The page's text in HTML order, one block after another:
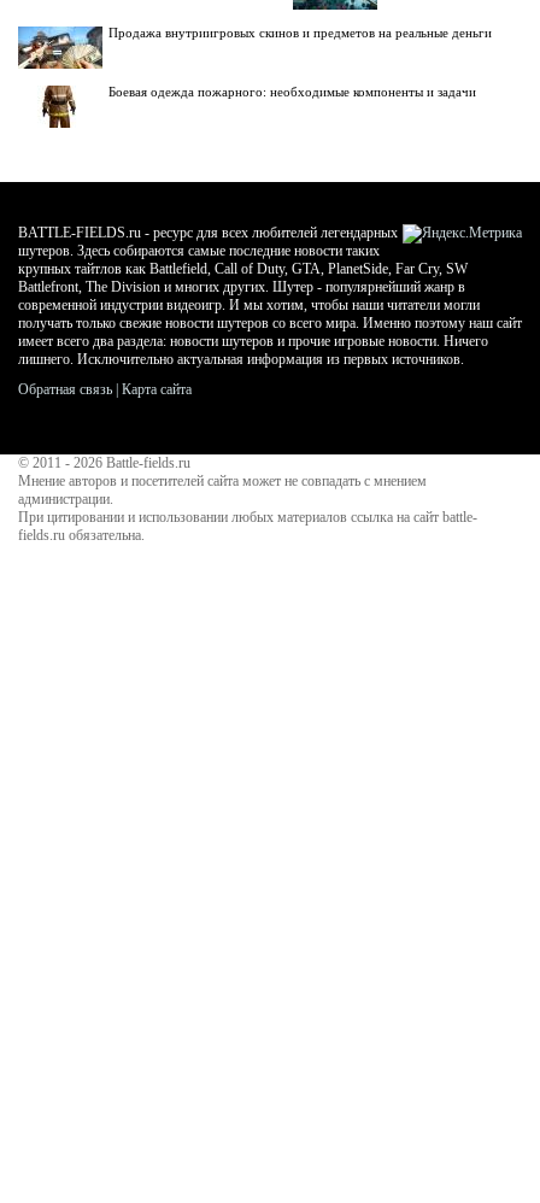
Продажа внутриигровых скинов и предметов на реальные деньги
Боевая одежда пожарного: необходимые компоненты и задачи
BATTLE-FIELDS.ru - ресурс для всех любителей легендарных
шутеров. Здесь собираются самые последние новости таких
крупных тайтлов как Battlefield, Call of Duty, GTA, PlanetSide, Far Cry, SW
Battlefront, The Division и многих других. Шутер - популярнейший жанр в
современной индустрии видеоигр. И мы хотим, чтобы наши читатели могли
получать только свежие новости шутеров со всего мира. Именно поэтому наш сайт
имеет всего два раздела: новости шутеров и прочие игровые новости. Ничего
лишнего. Исключительно актуальная информация из первых источников.
Обратная связь Карта сайта
© 2011 - 2026 Battle-fields.ru
Мнение авторов и посетителей сайта может не совпадать с мнением
администрации.
При цитировании и использовании любых материалов ссылка на сайт battle-
fields.ru обязательна.